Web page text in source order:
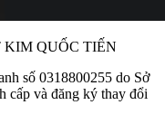
QUỐC TIẾN
số 0318800255 do Sở
cấp và đăng ký thay đổi